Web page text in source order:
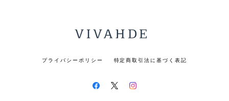
プライバシーポリシー 特定商取引法に基づく表記